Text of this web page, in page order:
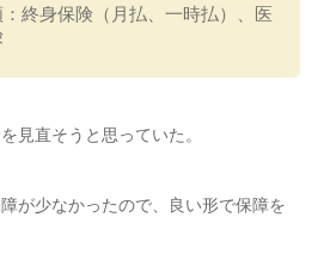
： 終身保険（月払、一時払）、医
見直そうと思っていた。
が少なかったので、良い形で保障を